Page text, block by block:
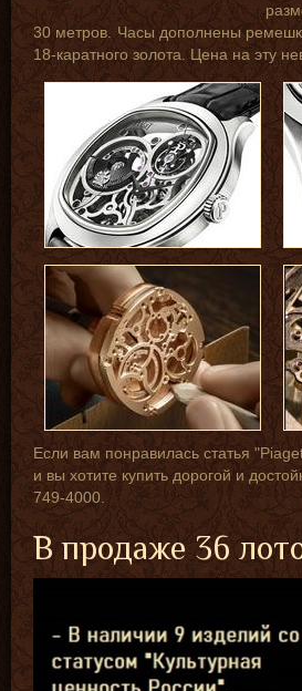
30 метров. Часы дополнены
18-каратного золота. Цена на эту
Если вам понравилась статья
и вы хотите купить дорогой и
749-4000.
В продаже 36